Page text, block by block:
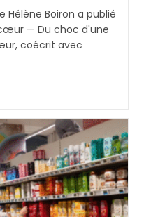
Boiron a publié
— Du choc d'une
coécrit avec